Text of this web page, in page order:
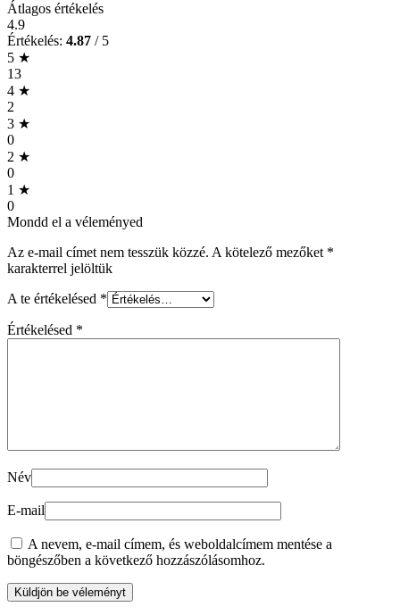
Átlagos értékelés
4.9
Értékelés: 4.87 / 5
5 ★
13
4 ★
2
3 ★
0
2 ★
0
1 ★
0
Mondd el a véleményed
Az e-mail címet nem tesszük közzé. A kötelező mezőket *
karakterrel jelöltük
A te értékelésed *
Értékelésed *
Név
E-mail
A nevem, e-mail címem, és weboldalcímem mentése a
böngészőben a következő hozzászólásomhoz.